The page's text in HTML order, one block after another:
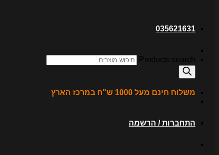
035621631
Products search
משלוח חינם מעל 1000 ש"ח במרכז הארץ
התחברות / הרשמה